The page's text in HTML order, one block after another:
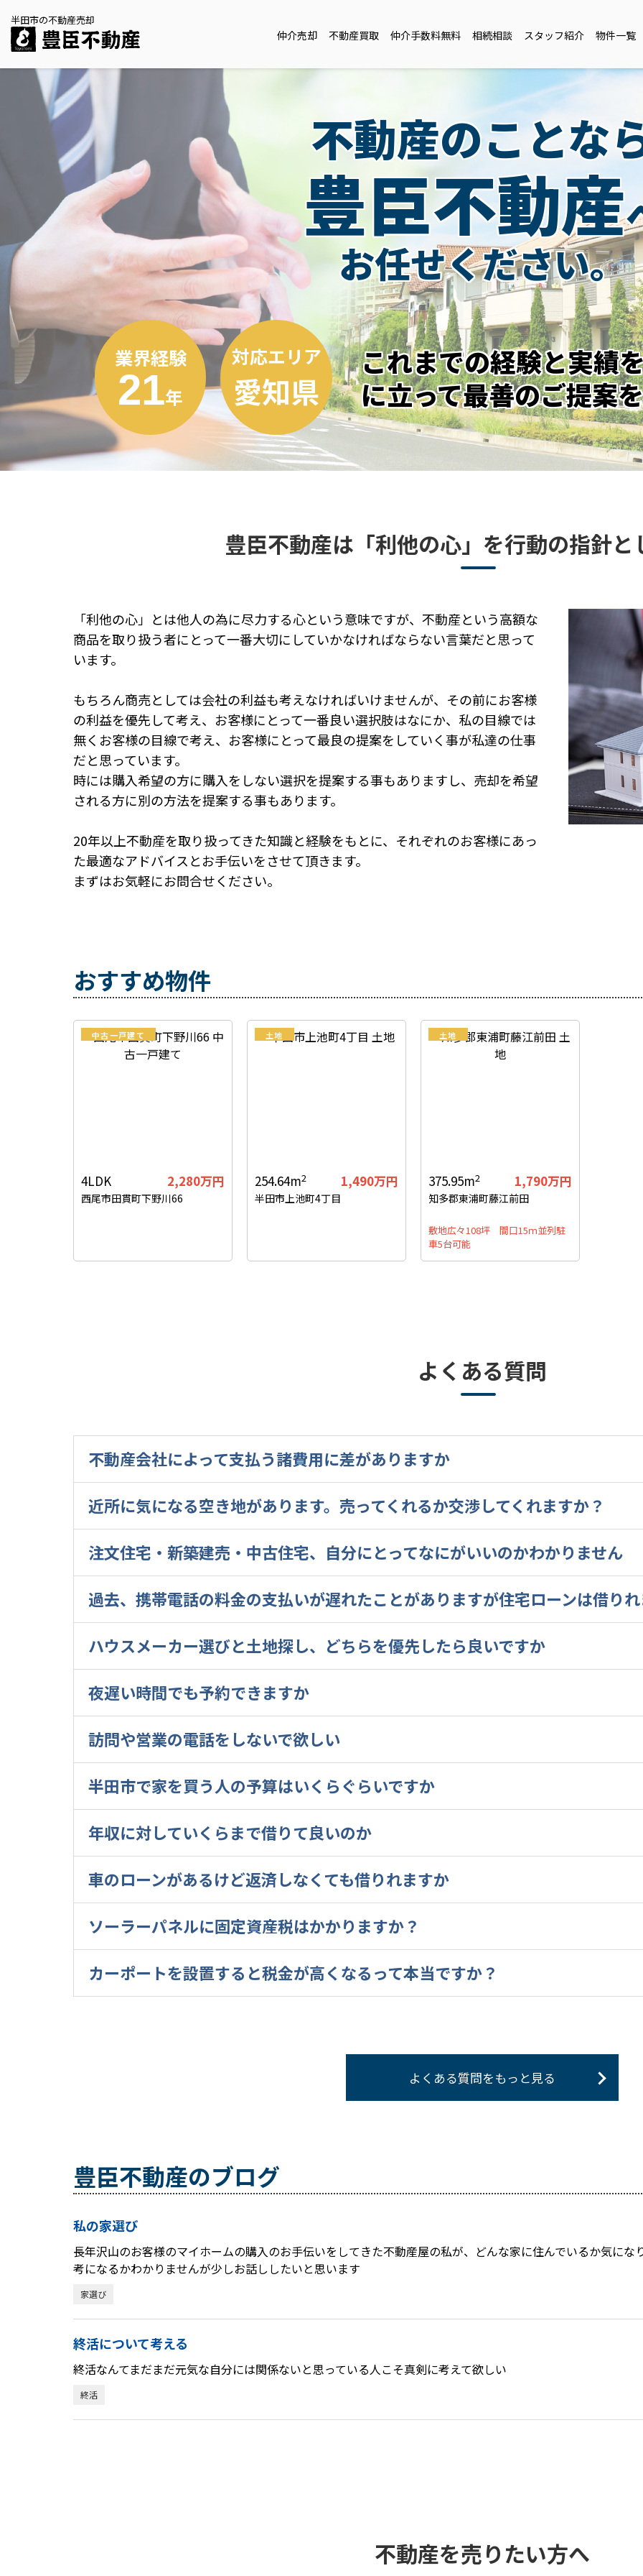
半田市の不動産売却
仲介売却 不動産買取 仲介手数料無料 相続相談 スタッフ紹介 物件一覧
不動産のことな
豊臣不動産
お任せください。
業界経験
21年
対応エリア
愛知県
これまでの経験と実績
に立って最善のご提案
豊臣不動産は 「利他の心」を行動の指針と
「利他の心」とは他人の為に尽力する心という意味ですが、不動産という高額な
商品を取り扱う者にとって一番大切にしていかなければならない言葉だと思って
います。
もちろん商売としては会社の利益も考えなければいけませんが、その前にお客様
の利益を優先して考え、お客様にとって一番良い選択肢はなにか、私の目線では
無くお客様の目線で考え、お客様にとって最良の提案をしていく事が私達の仕事
だと思っています。
時には購入希望の方に購入をしない選択を提案する事もありますし、売却を希望
される方に別の方法を提案する事もあります。
20年以上不動産を取り扱ってきた知識と経験をもとに、それぞれのお客様にあっ
た最適なアドバイスとお手伝いをさせて頂きます。
まずはお気軽にお問合せください。
おすすめ物件
中古一戸建て
4LDK 2,280万円
西尾市田貫町下野川66
土地
254.64m2 1,490万円
半田市上池町4丁目
土地
375.95m2 1,790万円
知多郡東浦町藤江前田
敷地広々108坪 間口15ｍ並列駐
車5台可能
よくある質問
不動産会社によって支払う諸費用に差がありますか
近所に気になる空き地があります。売ってくれるか交渉してくれますか？
注文住宅・新築建売・中古住宅、自分にとってなにがいいのかわかりません
過去、携帯電話の料金の支払いが遅れたことがありますが住宅ローンは借り
ハウスメーカー選びと土地探し、どちらを優先したら良いですか
夜遅い時間でも予約できますか
訪問や営業の電話をしないで欲しい
半田市で家を買う人の予算はいくらぐらいですか
年収に対していくらまで借りて良いのか
車のローンがあるけど返済しなくても借りれますか
ソーラーパネルに固定資産税はかかりますか？
カーポートを設置すると税金が高くなるって本当ですか？
よくある質問をもっと見る
豊臣不動産のブログ
私の家選び
長年沢山のお客様のマイホームの購入のお手伝いをしてきた不動産屋の私が、どんな家に住んでいるか気にな
考になるかわかりませんが少しお話ししたいと思います
家選び
終活について考える
終活なんてまだまだ元気な自分には関係ないと思っている人こそ真剣に考えて欲しい
終活
不動産を売りたい方へ